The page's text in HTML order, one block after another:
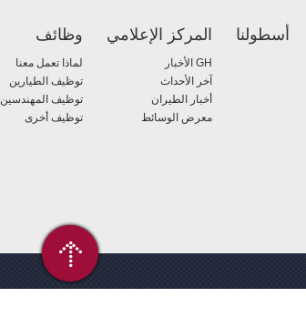
أسطولنا المركز الإعلامي
GH الأخبار
آخر الأحداث
أخبار الطيران
معرض الوسائط
وظائف
لماذا تعمل معنا
توظيف الطيارين
توظيف المهندسين
توظيف أخرى